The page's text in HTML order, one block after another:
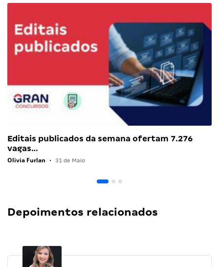
Editais publicados da semana ofertam 7.276
vagas…
Olivia Furlan • 31 de Maio
Depoimentos relacionados